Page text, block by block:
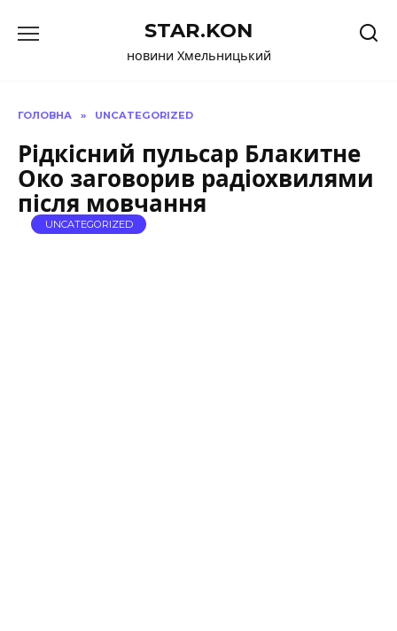
до
STAR.KON
новини Хмельницький
ГОЛОВНА » UNCATEGORIZED
Рідкісний пульсар Блакитне
Око заговорив радіохвилями
після мовчання
UNCATEGORIZED